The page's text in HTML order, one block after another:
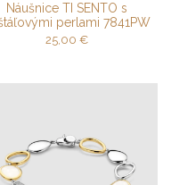
Náušnice TI SENTO s
perlami 7841PW
25,00 €